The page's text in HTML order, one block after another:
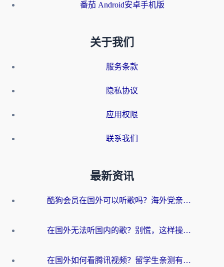
番茄 Android安卓手机版
关于我们
服务条款
隐私协议
应用权限
联系我们
最新资讯
酷狗会员在国外可以听歌吗？海外党亲测有效：3步解决音乐权限难题
在国外无法听国内的歌？别慌，这样操作就能畅听QQ音乐（附亲测加速器推荐）
在国外如何看腾讯视频？留学生亲测有效的回国加速方案